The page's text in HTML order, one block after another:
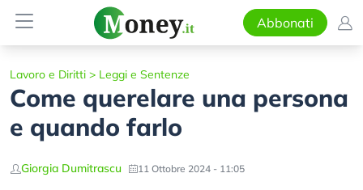
Abbonati
Lavoro e Diritti > Leggi e Sentenze
Come querelare una persona
e quando farlo
Giorgia Dumitrascu 11 Ottobre 2024 - 11:05